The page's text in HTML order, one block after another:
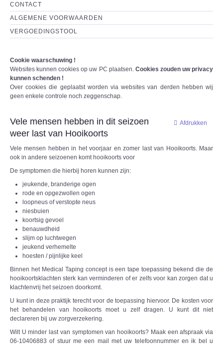
CONTACT
ALGEMENE VOORWAARDEN
VERGOEDINGSTOOL
Cookie waarschuwing !
Websites kunnen cookies op uw PC plaatsen. Cookies zouden uw privacy
kunnen schenden !
Over cookies die geplaatst worden via websites van derden hebben wij
geen enkele controle noch zeggenschap.
Afdrukken
Vele mensen hebben in dit seizoen
weer last van Hooikoorts
Vele mensen hebben in het voorjaar en zomer last van Hooikoorts. Maar
ook in andere seizoenen komt hooikoorts voor
De symptomen die hierbij horen kunnen zijn:
jeukende, branderige ogen
rode en opgezwollen ogen
loopneus of verstopte neus
niesbuien
koortsig gevoel
benauwdheid
slijm op luchtwegen
jeukend verhemelte
hoesten / pijnlijke keel
Binnen het Medical Taping concept is een tape toepassing bekend die de
hooikoortsklachten sterk kan verminderen of er zelfs voor kan zorgen dat u
klachtenvrij het seizoen doorkomt.
U kunt in deze praktijk terecht voor de toepassing hiervoor. De kosten voor
het behandelen van hooikoorts moet u zelf dragen. U kunt dit niet
declareren bij uw zorgverzekering.
Wilt U minder last van symptomen van hooikoorts? Maak een afspraak via
06-10406883 of stuur me een mail met uw telefoonnummer en ik bel u